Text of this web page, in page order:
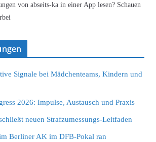
von abseits-ka in einer App lesen? Schauen
Signale bei Mädchenteams, Kindern und
2026: Impulse, Austausch und Praxis
neuen Strafzumessungs-Leitfaden
Berliner AK im DFB-Pokal ran